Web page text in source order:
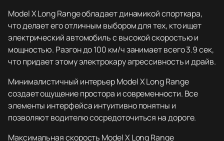
Model X Long Range обладает динамикой спорткара,
что делает его отличным выбором для тех, кто ищет
электрический автомобиль с высокой скоростью и
мощностью. Разгон до 100 км/ч занимает всего 3.9 сек,
что придает этому электрокару агрессивность и драйв.
Минималистичный интерьер Model X Long Range
создает ощущение простора и современности. Все
элементы интерфейса интуитивно понятны и
позволяют водителю сосредоточиться на дороге.
Максимальная скорость Model X Long Range